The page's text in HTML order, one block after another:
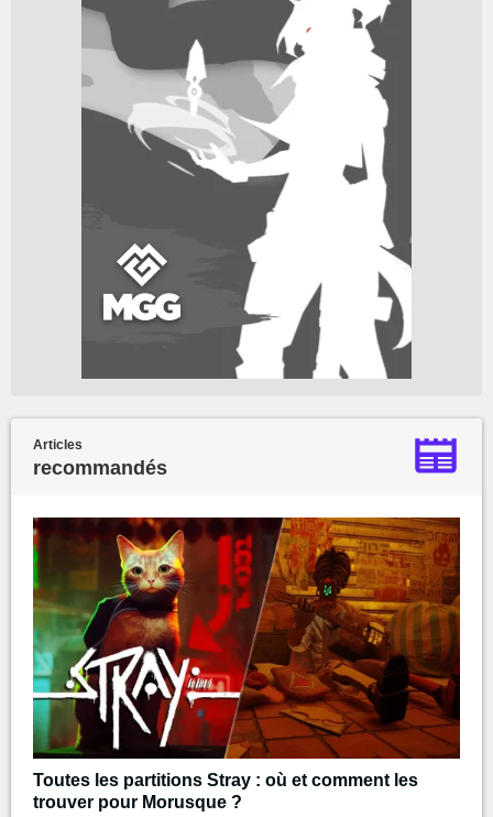
Articles
recommandés
Toutes les partitions Stray : où et comment les
trouver pour Morusque ?